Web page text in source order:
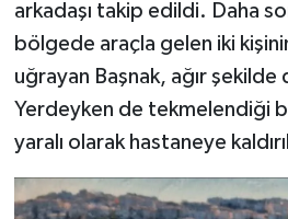
arkadaşı takip edildi. Daha
bölgede araçla gelen iki kişinin
uğrayan Başnak, ağır
Yerdeyken de tekmelendiği
yaralı olarak hastaneye